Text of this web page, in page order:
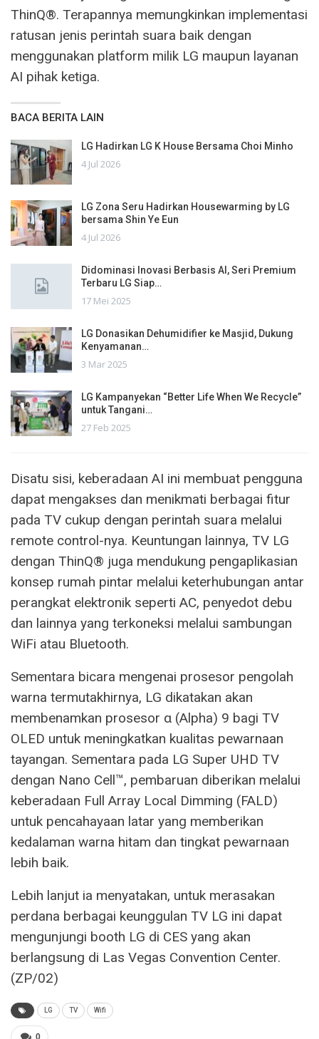
ThinQ®. Terapannya memungkinkan implementasi
ratusan jenis perintah suara baik dengan
menggunakan platform milik LG maupun layanan
AI pihak ketiga.
BACA BERITA LAIN
LG Hadirkan LG K House Bersama Choi Minho
4 Jul 2026
LG Zona Seru Hadirkan Housewarming by LG
bersama Shin Ye Eun
4 Jul 2026
Didominasi Inovasi Berbasis AI, Seri Premium
Terbaru LG Siap…
17 Mei 2025
LG Donasikan Dehumidifier ke Masjid, Dukung
Kenyamanan…
3 Mar 2025
LG Kampanyekan “Better Life When We Recycle”
untuk Tangani…
27 Feb 2025
Disatu sisi, keberadaan AI ini membuat pengguna
dapat mengakses dan menikmati berbagai fitur
pada TV cukup dengan perintah suara melalui
remote control-nya. Keuntungan lainnya, TV LG
dengan ThinQ® juga mendukung pengaplikasian
konsep rumah pintar melalui keterhubungan antar
perangkat elektronik seperti AC, penyedot debu
dan lainnya yang terkoneksi melalui sambungan
WiFi atau Bluetooth.
Sementara bicara mengenai prosesor pengolah
warna termutakhirnya, LG dikatakan akan
membenamkan prosesor α (Alpha) 9 bagi TV
OLED untuk meningkatkan kualitas pewarnaan
tayangan. Sementara pada LG Super UHD TV
dengan Nano Cell™, pembaruan diberikan melalui
keberadaan Full Array Local Dimming (FALD)
untuk pencahayaan latar yang memberikan
kedalaman warna hitam dan tingkat pewarnaan
lebih baik.
Lebih lanjut ia menyatakan, untuk merasakan
perdana berbagai keunggulan TV LG ini dapat
mengunjungi booth LG di CES yang akan
berlangsung di Las Vegas Convention Center.
(ZP/02)
LG TV Wifi
0